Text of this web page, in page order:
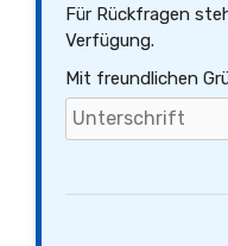
Für Rückfragen
Verfügung.
Mit freundlichen